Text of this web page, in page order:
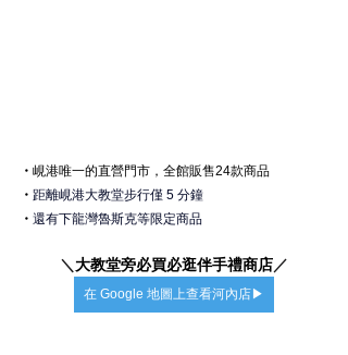
・ 峴港唯一的直營門市，全館販售24款商品
・ 距離峴港大教堂步行僅 5 分鐘
・ 還有下龍灣魯斯克等限定商品
＼大教堂旁必買必逛伴手禮商店／
在 Google 地圖上查看河內店▶